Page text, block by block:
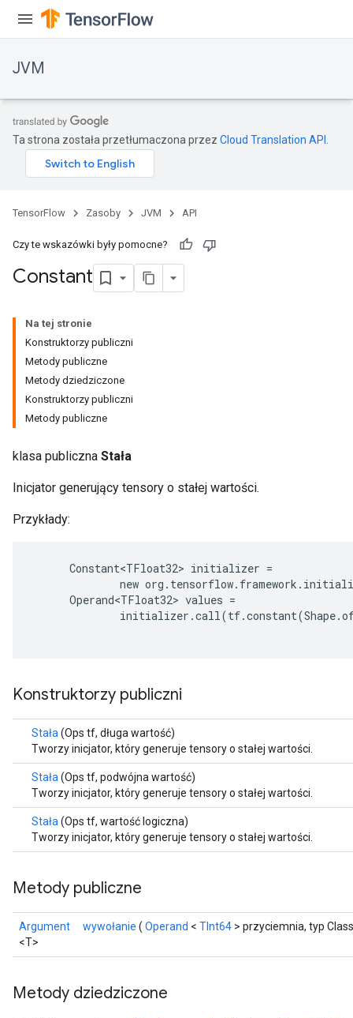
JVM
Ta strona została przetłumaczona przez Cloud Translation API
TensorFlow Zasoby JVM API
Czy te wskazówki były pomocne?
Constant
Na tej stronie
Konstruktorzy publiczni
Metody publiczne
Metody dziedziczone
Konstruktorzy publiczni
Metody publiczne
klasa publiczna Stała
Inicjator generujący tensory o stałej wartości.
Przykłady:
      Constant<TFloat32> initializer =
new
      Operand<TFloat32> values =
Konstruktorzy publiczni
Stała (Ops tf, długa wartość)
Tworzy inicjator, który generuje tensory o stałej wartości.
Stała (Ops tf, podwójna wartość)
Tworzy inicjator, który generuje tensory o stałej wartości.
Stała (Ops tf, wartość logiczna)
Tworzy inicjator, który generuje tensory o stałej wartości.
Metody publiczne
Argument
<T>
wywołanie ( Operand < TInt64 > przyciemnia, typ
Metody dziedziczone